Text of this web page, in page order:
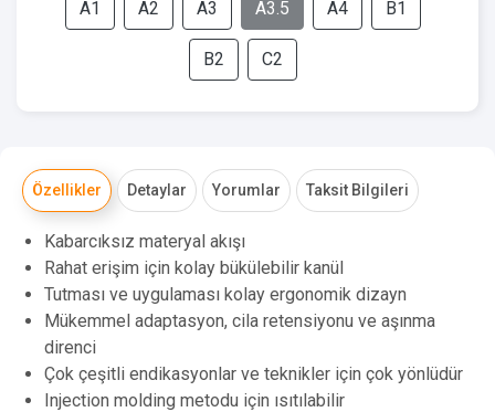
A1 A2 A3 A3.5 A4 B1
B2 C2
Özellikler Detaylar Yorumlar Taksit Bilgileri
Kabarcıksız materyal akışı
Rahat erişim için kolay bükülebilir kanül
Tutması ve uygulaması kolay ergonomik dizayn
Mükemmel adaptasyon, cila retensiyonu ve aşınma
direnci
Çok çeşitli endikasyonlar ve teknikler için çok yönlüdür
Injection molding metodu için ısıtılabilir